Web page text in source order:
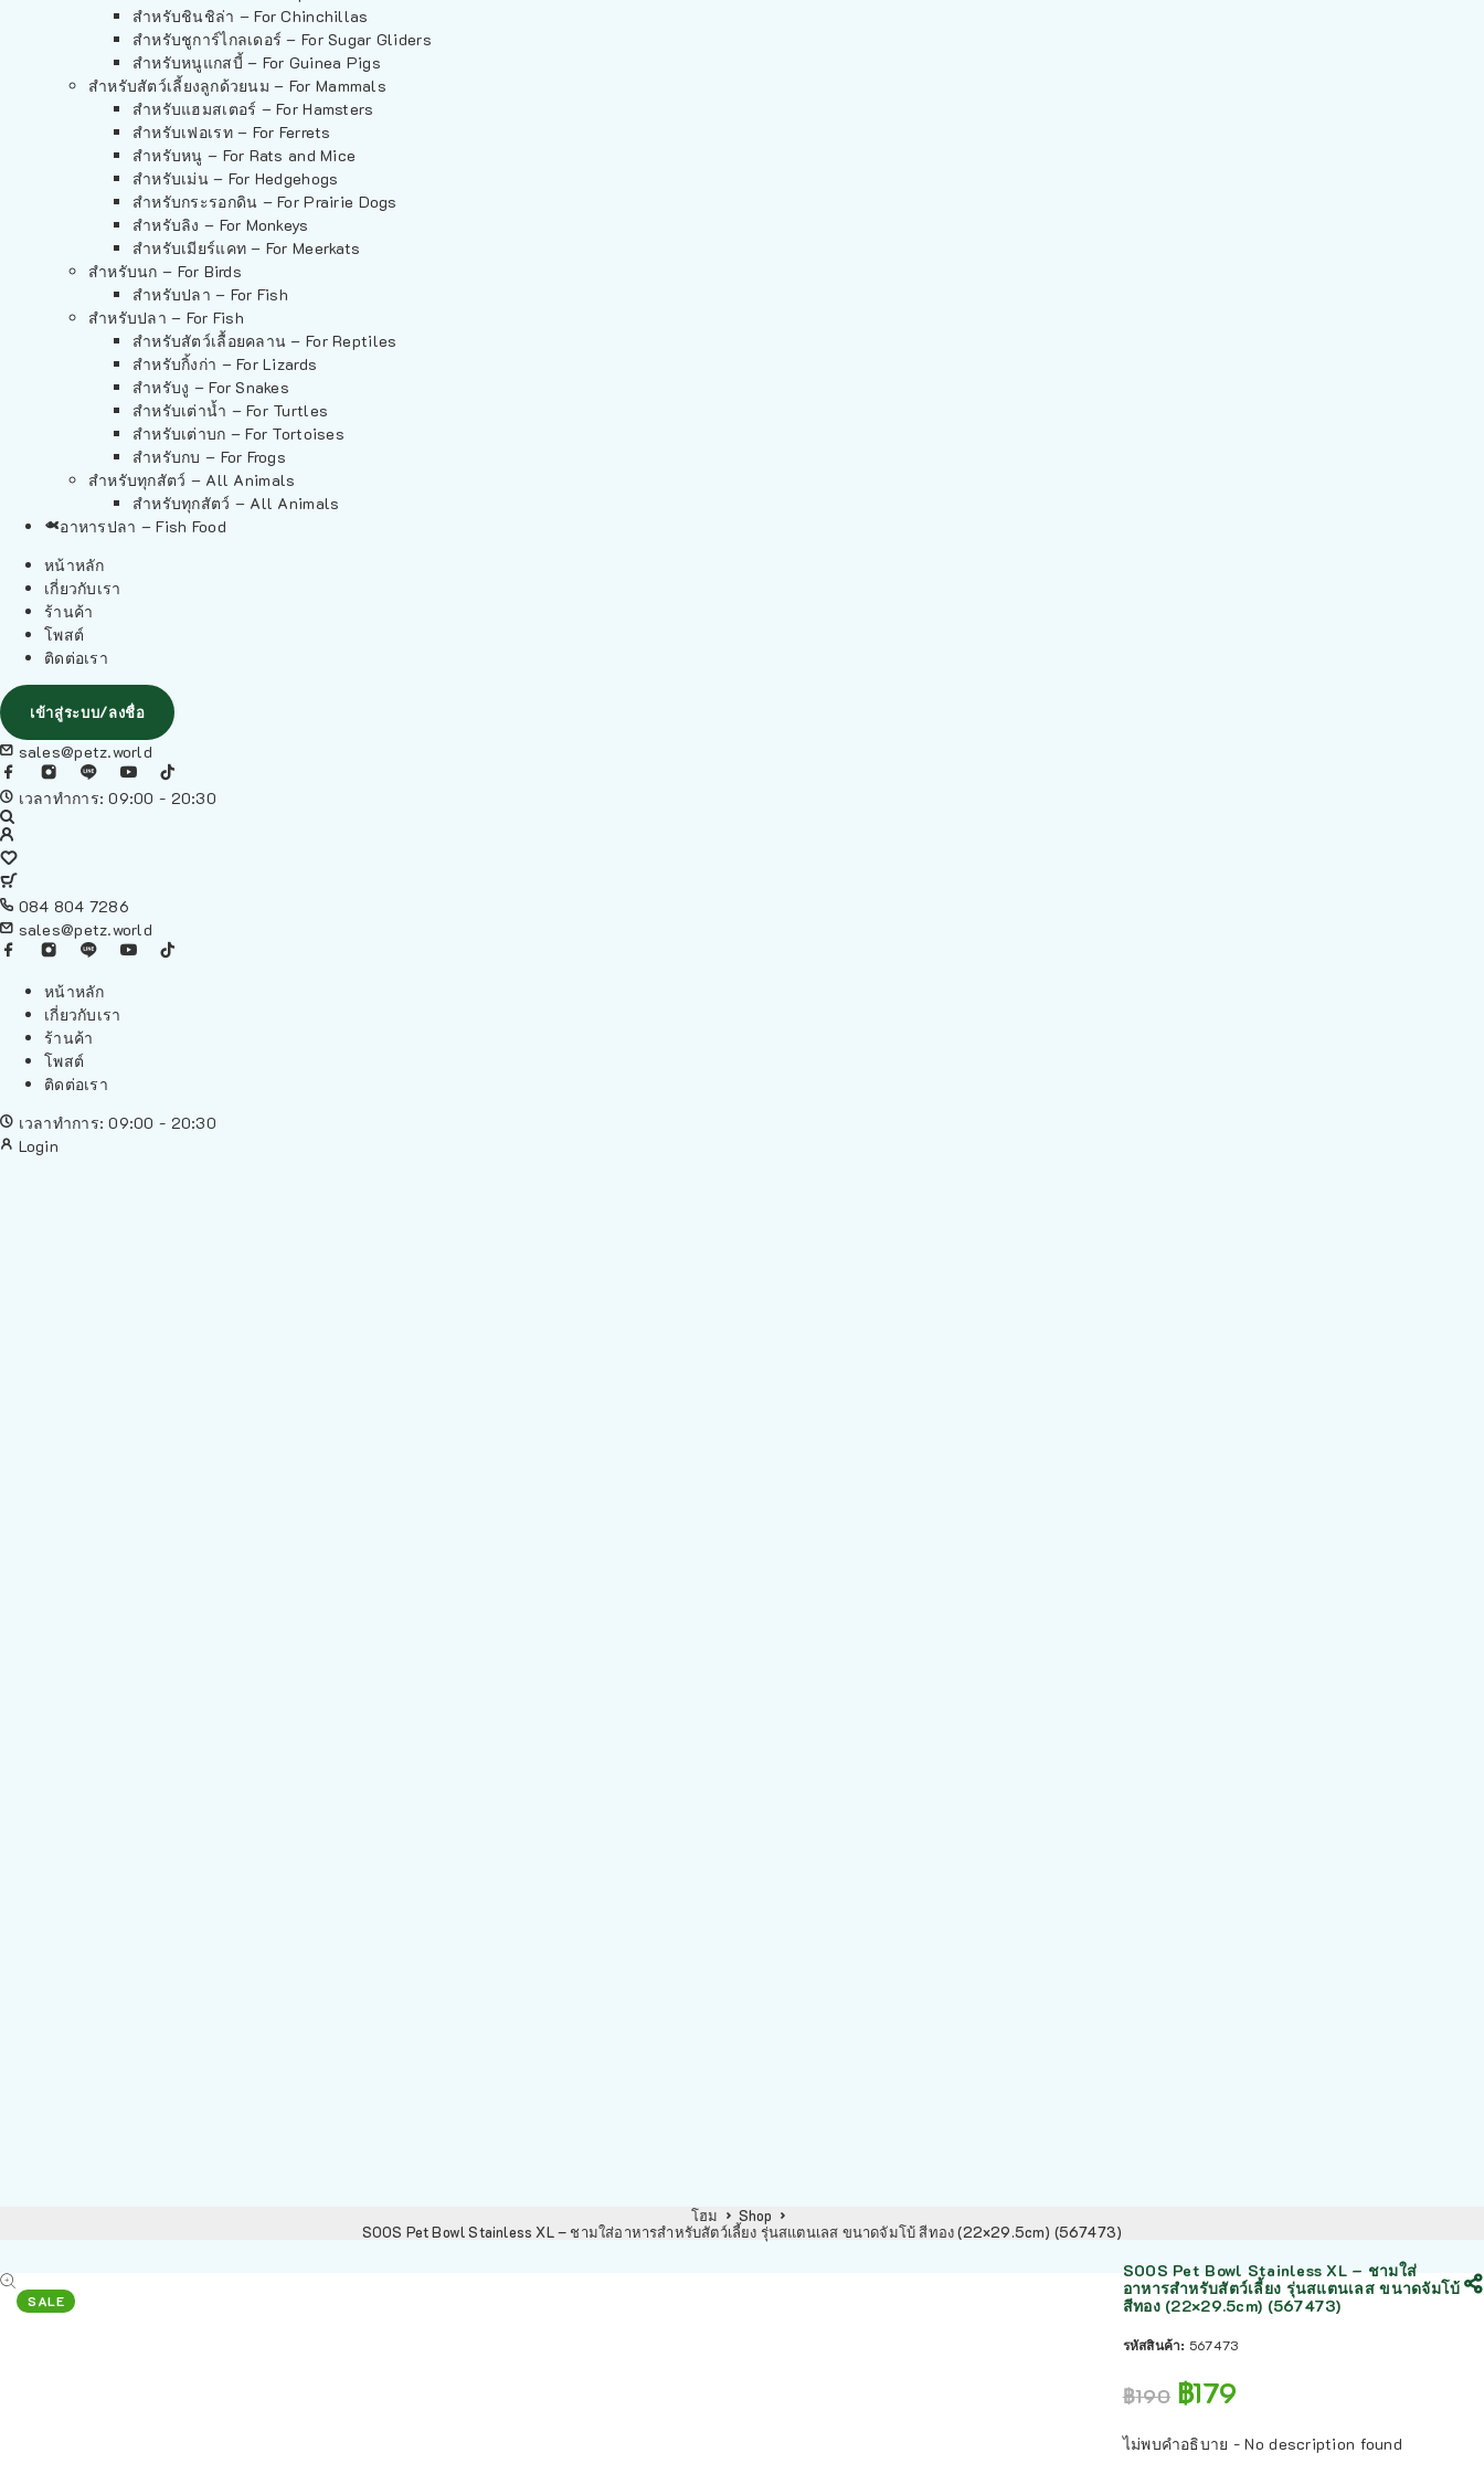
สำหรับชินชิล่า – For Chinchillas
สำหรับชูการ์ไกลเดอร์ – For Sugar Gliders
สำหรับหนูแกสบี้ – For Guinea Pigs
สำหรับสัตว์เลี้ยงลูกด้วยนม – For Mammals
สำหรับแฮมสเตอร์ – For Hamsters
สำหรับเฟอเรท – For Ferrets
สำหรับหนู – For Rats and Mice
สำหรับเม่น – For Hedgehogs
สำหรับกระรอกดิน – For Prairie Dogs
สำหรับลิง – For Monkeys
สำหรับเมียร์แคท – For Meerkats
สำหรับนก – For Birds
สำหรับปลา – For Fish
สำหรับปลา – For Fish
สำหรับสัตว์เลื้อยคลาน – For Reptiles
สำหรับกิ้งก่า – For Lizards
สำหรับงู – For Snakes
สำหรับเต่าน้ำ – For Turtles
สำหรับเต่าบก – For Tortoises
สำหรับกบ – For Frogs
สำหรับทุกสัตว์ – All Animals
สำหรับทุกสัตว์ – All Animals
อาหารปลา – Fish Food
หน้าหลัก
เกี่ยวกับเรา
ร้านค้า
โพสต์
ติดต่อเรา
เข้าสู่ระบบ/ลงชื่อ
sales@petz.world
เวลาทำการ: 09:00 - 20:30
084 804 7286
sales@petz.world
หน้าหลัก
เกี่ยวกับเรา
ร้านค้า
โพสต์
ติดต่อเรา
เวลาทำการ: 09:00 - 20:30
Login
โฮม
Shop
SOOS Pet Bowl Stainless XL – ชามใส่อาหารสำหรับสัตว์เลี้ยง รุ่นสแตนเลส ขนาดจัมโบ้ สีทอง (22×29.5cm) (567473)
SALE
SOOS Pet Bowl Stainless XL – ชามใส่
อาหารสำหรับสัตว์เลี้ยง รุ่นสแตนเลส ขนาดจัมโบ้
สีทอง (22×29.5cm) (567473)
รหัสสินค้า: 567473
฿190 ฿179
ไม่พบคำอธิบาย - No description found